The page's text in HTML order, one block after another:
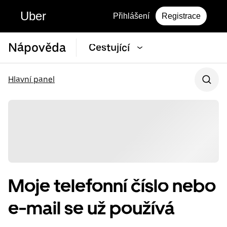
Uber Přihlášení Registrace
Nápověda Cestující
Hlavní panel
Moje telefonní číslo nebo
e-mail se už používá